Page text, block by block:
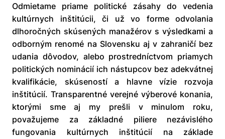
Odmietame priame politické zásahy do vedenia
kultúrnych inštitúcii, či už vo forme odvolania
dlhoročných skúsených manažérov s výsledkami a
odborným renomé na Slovensku aj v zahraničí bez
udania dôvodov, alebo prostredníctvom priamych
politických nominácií ich nástupcov bez adekvátnej
kvalifikácie, skúseností a hlavne vízie rozvoja
inštitúcií. Transparentné verejné výberové konania,
ktorými sme aj my prešli v minulom roku,
považujeme za základné piliere nezávislého
fungovania kultúrnych inštitúcií na základe